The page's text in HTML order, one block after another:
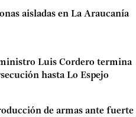
aisladas en La Araucanía
Luis Cordero termina
hasta Lo Espejo
de armas ante fuerte